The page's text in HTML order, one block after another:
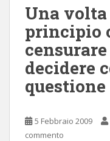
Una
principio
decidere
5 Febbraio 2009
commento